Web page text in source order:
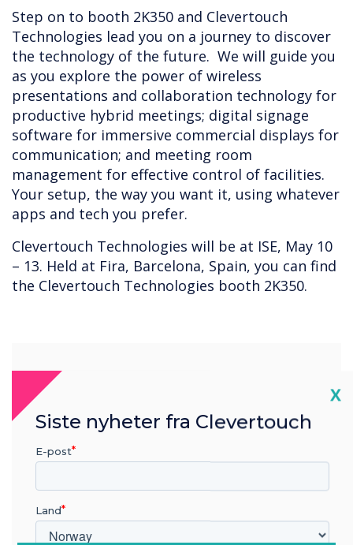
Step on to booth 2K350 and Clevertouch
Technologies lead you on a journey to discover
the technology of the future. We will guide you
as you explore the power of wireless
presentations and collaboration technology for
productive hybrid meetings; digital signage
software for immersive commercial displays for
communication; and meeting room
management for effective control of facilities.
Your setup, the way you want it, using whatever
apps and tech you prefer.
Clevertouch Technologies will be at ISE, May 10
– 13. Held at Fira, Barcelona, Spain, you can find
the Clevertouch Technologies booth 2K350.
“
Your setup, the way you
want it, using whatever apps
and tech you prefer.
X
Siste nyheter fra Clevertouch
E-post
Land